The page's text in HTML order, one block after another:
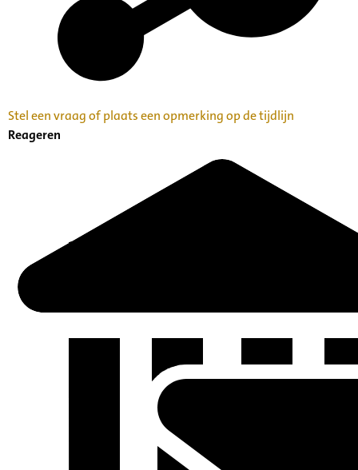
Stel een vraag of plaats een opmerking op de tijdlijn
Reageren